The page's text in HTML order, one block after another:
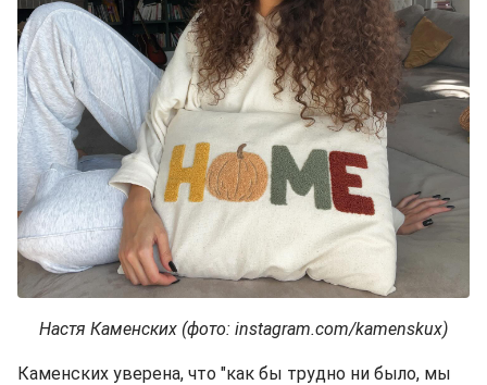
Настя Каменских (фото: instagram.com/kamenskux)
Каменских уверена, что "как бы трудно ни было, мы